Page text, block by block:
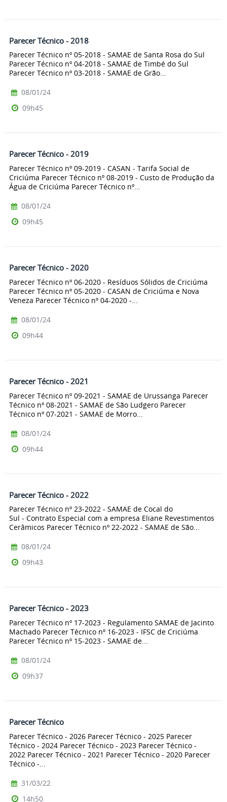
Parecer Técnico - 2018
Parecer Técnico nº 05-2018 - SAMAE de Santa Rosa do Sul
Parecer Técnico nº 04-2018 - SAMAE de Timbé do Sul
Parecer Técnico nº 03-2018 - SAMAE de Grão...
08/01/24
09h45
Parecer Técnico - 2019
Parecer Técnico nº 09-2019 - CASAN - Tarifa Social de
Criciúma Parecer Técnico nº 08-2019 - Custo de Produção da
Água de Criciúma Parecer Técnico nº...
08/01/24
09h45
Parecer Técnico - 2020
Parecer Técnico nº 06-2020 - Resíduos Sólidos de Criciúma
Parecer Técnico nº 05-2020 - CASAN de Criciúma e Nova
Veneza Parecer Técnico nº 04-2020 -...
08/01/24
09h44
Parecer Técnico - 2021
Parecer Técnico nº 09-2021 - SAMAE de Urussanga Parecer
Técnico nº 08-2021 - SAMAE de São Ludgero Parecer
Técnico nº 07-2021 - SAMAE de Morro...
08/01/24
09h44
Parecer Técnico - 2022
Parecer Técnico nº 23-2022 - SAMAE de Cocal do
Sul - Contrato Especial com a empresa Eliane Revestimentos
Cerâmicos Parecer Técnico nº 22-2022 - SAMAE de São...
08/01/24
09h43
Parecer Técnico - 2023
Parecer Técnico nº 17-2023 - Regulamento SAMAE de Jacinto
Machado Parecer Técnico nº 16-2023 - IFSC de Criciúma
Parecer Técnico nº 15-2023 - SAMAE de...
08/01/24
09h37
Parecer Técnico
Parecer Técnico - 2026 Parecer Técnico - 2025 Parecer
Técnico - 2024 Parecer Técnico - 2023 Parecer Técnico -
2022 Parecer Técnico - 2021 Parecer Técnico - 2020 Parecer
Técnico -...
31/03/22
14h50